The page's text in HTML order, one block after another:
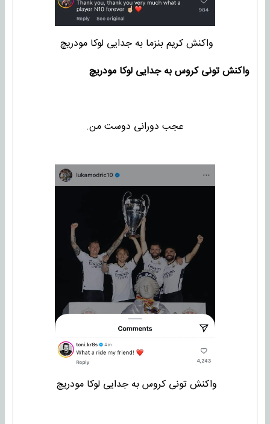
واکنش کریم بنزما به جدایی لوکا مودریچ
واکنش تونی کروس به جدایی لوکا مودریچ
عجب دورانی دوست من.
واکنش تونی کروس به جدایی لوکا مودریچ